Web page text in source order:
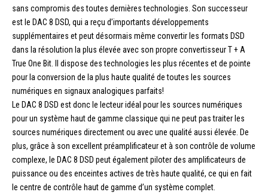
sans compromis des toutes dernières technologies. Son successeur
est le DAC 8 DSD, qui a reçu d’importants développements
supplémentaires et peut désormais même convertir les formats DSD
dans la résolution la plus élevée avec son propre convertisseur T + A
True One Bit. Il dispose des technologies les plus récentes et de pointe
pour la conversion de la plus haute qualité de toutes les sources
numériques en signaux analogiques parfaits!
Le DAC 8 DSD est donc le lecteur idéal pour les sources numériques
pour un système haut de gamme classique qui ne peut pas traiter les
sources numériques directement ou avec une qualité aussi élevée. De
plus, grâce à son excellent préamplificateur et à son contrôle de volume
complexe, le DAC 8 DSD peut également piloter des amplificateurs de
puissance ou des enceintes actives de très haute qualité, ce qui en fait
le centre de contrôle haut de gamme d’un système complet.